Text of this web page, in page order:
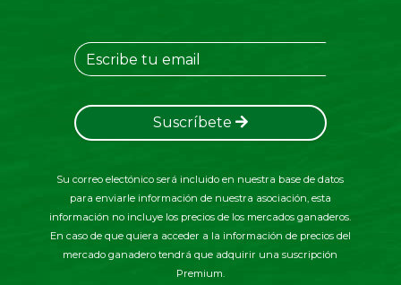
Suscríbete
Su correo electónico será incluido en nuestra base de datos
para enviarle información de nuestra asociación, esta
información no incluye los precios de los mercados ganaderos.
En caso de que quiera acceder a la información de precios del
mercado ganadero tendrá que adquirir una suscripción
Premium.